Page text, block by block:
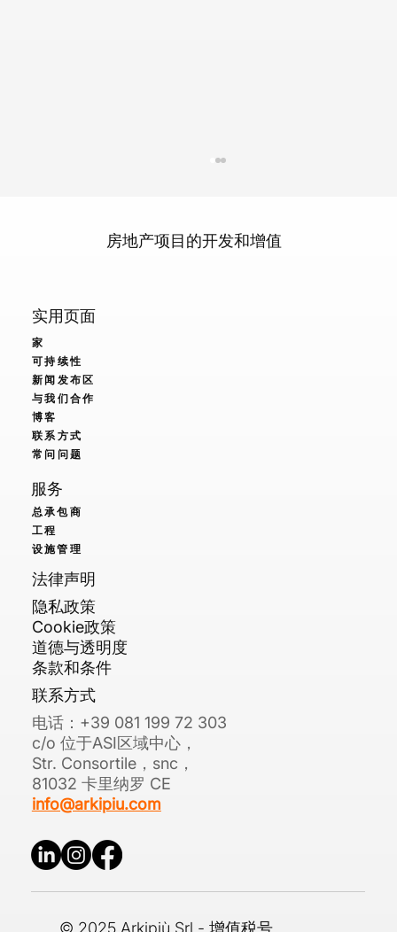
房地产项目的开发和增值
实用页面
家
可持续性
新闻发布区
与我们合作
博客
联系方式
常问问题
服务
总承包商
工程
设施管理
法律声明
隐私政策
Cookie政策
道德与透明度
条款和条件
联系方式
电话：+39 081 199 72 303
c/o 位于ASI区域中心，
Str. Consortile，snc，
81032 卡里纳罗 CE
info@arkipiu.com